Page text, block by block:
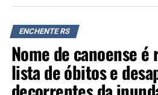
R$ 217 mil por dia injetados na
mais de 8 mil inscritos nesse
elegíveis, resultando em
investimento.
“Estamos
ENCHENTE RS
Nome de canoense
lista de óbitos e